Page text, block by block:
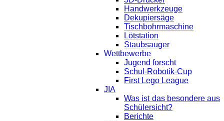
Handwerkzeuge
Dekupiersäge
Tischbohrmaschine
Lötstation
Staubsauger
Wettbewerbe
Jugend forscht
Schul-Robotik-Cup
First Lego League
JIA
Was ist das besondere aus
Schülersicht?
Berichte